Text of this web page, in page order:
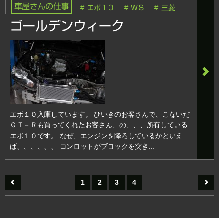
車屋さんの仕事 # エボ１０ # ＷＳ # 三菱
ゴールデンウィーク
エボ１０入庫しています。 ひいきのお客さんで、こないだ
ＧＴ－Ｒも買ってくれたお客さん、の、、、所有している
エボ１０です。 なぜ、エンジンを降ろしているかといえ
ば、、、、、、 コンロットがブロックを突き...
1 2 3 4